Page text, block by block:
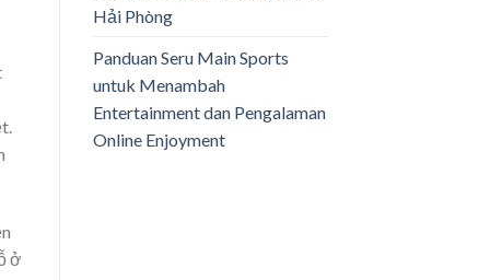
ở
Hải Phòng
Panduan Seru Main Sports
untuk Menambah
Entertainment dan Pengalaman
Online Enjoyment